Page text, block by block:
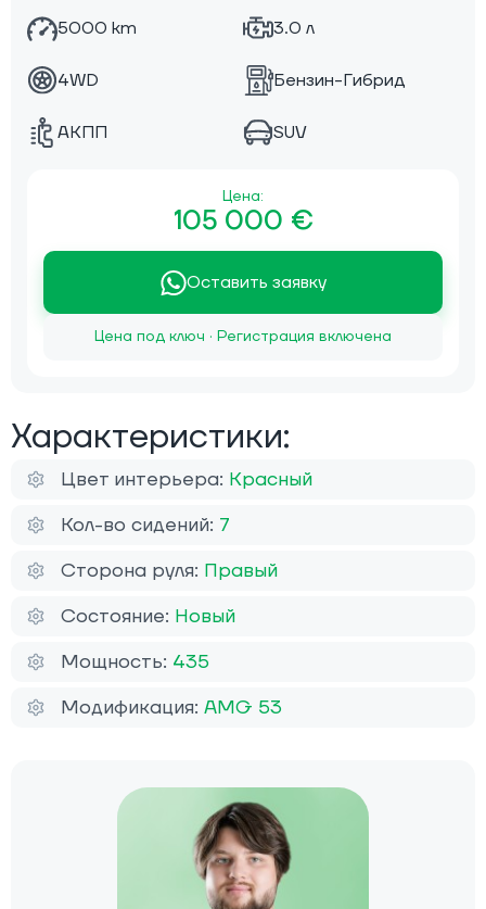
5000 km 3.0 л
4WD Бензин-Гибрид
АКПП SUV
Цена:
105 000 €
Оставить заявку
Цена под ключ · Регистрация включена
Характеристики:
Цвет интерьера: Красный
Кол-во сидений: 7
Сторона руля: Правый
Состояние: Новый
Мощность: 435
Модификация: AMG 53